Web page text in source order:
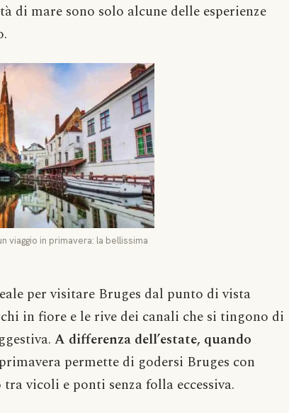
di mare sono solo alcune delle esperienze
viaggio in primavera: la bellissima
per visitare Bruges dal punto di vista
in fiore e le rive dei canali che si tingono di
A differenza dell’estate, quando
permette di godersi Bruges con
vicoli e ponti senza folla eccessiva.